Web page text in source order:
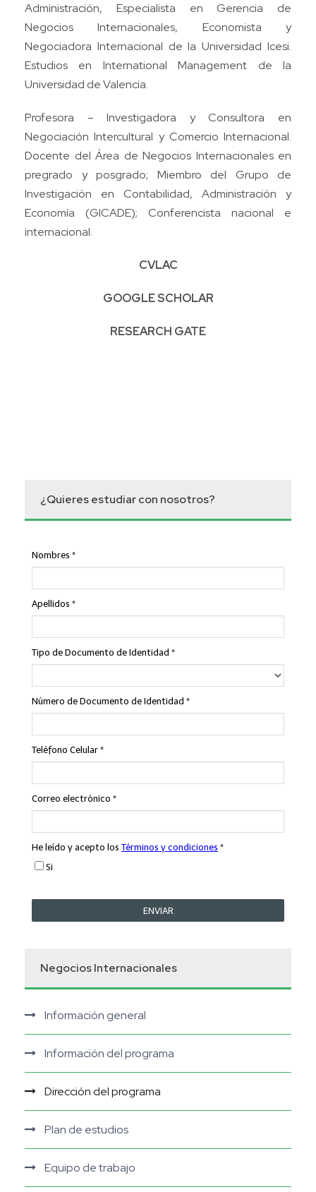
Administración, Especialista en Gerencia de
Negocios Internacionales, Economista y
Negociadora Internacional de la Universidad Icesi.
Estudios en International Management de la
Universidad de Valencia.
Profesora – Investigadora y Consultora en
Negociación Intercultural y Comercio Internacional.
Docente del Área de Negocios Internacionales en
pregrado y posgrado; Miembro del Grupo de
Investigación en Contabilidad, Administración y
Economía (GICADE); Conferencista nacional e
internacional.
CVLAC
GOOGLE SCHOLAR
RESEARCH GATE
¿Quieres estudiar con nosotros?
Negocios Internacionales
Información general
Información del programa
Dirección del programa
Plan de estudios
Equipo de trabajo